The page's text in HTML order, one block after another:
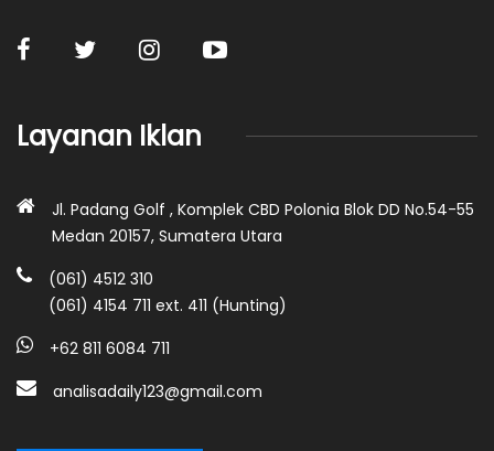
Layanan Iklan
Jl. Padang Golf , Komplek CBD Polonia Blok DD No.54-55
Medan 20157, Sumatera Utara
(061) 4512 310
(061) 4154 711 ext. 411 (Hunting)
+62 811 6084 711
analisadaily123@gmail.com